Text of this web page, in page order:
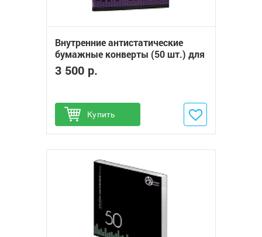
Внутренние антистатические
бумажные конверты (50 шт.) для
пластинок 12“ Audio Anatomy
DELUXE AUDIOPHILE ANTISTATIC
3 500 р.
Купить
Добавить в избранное